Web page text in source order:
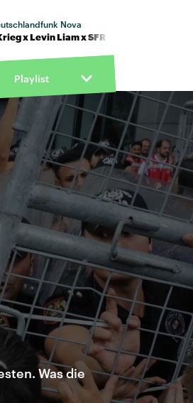
Nova
x SFR · "Für dich da" von
Playlist
Was die